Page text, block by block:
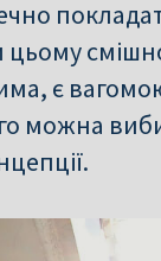
цьому
є
можна